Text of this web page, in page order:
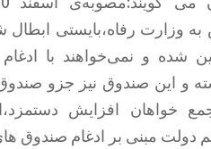
وزارت رفاه،بایستی ابطال
شده و نمی‌خواهند با
و این صندوق نیز جزو
خواهان افزایش
دولت مبنی بر ادغام